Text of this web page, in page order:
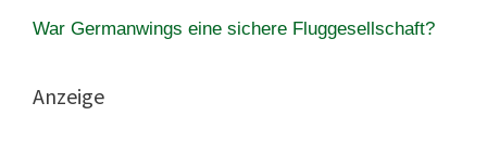
War Germanwings eine sichere Fluggesellschaft?
Anzeige